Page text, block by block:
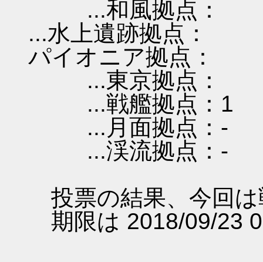
...和風拠点：
...水上遺跡拠点：
パイオニア拠点：
...東京拠点：
...戦艦拠点：1
...月面拠点：-
...渓流拠点：-
投票の結果、今回
期限は 2018/09/23